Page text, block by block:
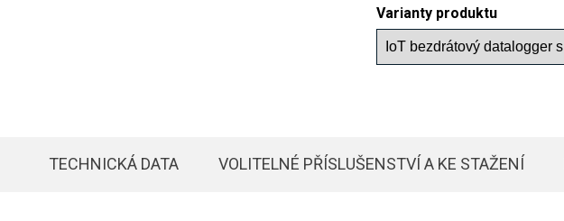
Varianty produktu
TECHNICKÁ DATA VOLITELNÉ PŘÍSLUŠENSTVÍ A KE STAŽENÍ